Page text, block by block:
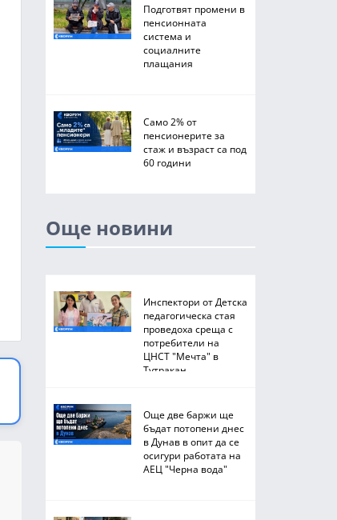
Подготвят промени в
пенсионната
система и
социалните
плащания
Само 2% от
пенсионерите за
стаж и възраст са под
60 години
Още новини
Инспектори от Детска
педагогическа стая
проведоха среща с
потребители на
ЦНСТ "Мечта" в
Тутракан
Още две баржи ще
бъдат потопени днес
в Дунав в опит да се
осигури работата на
АЕЦ "Черна вода"